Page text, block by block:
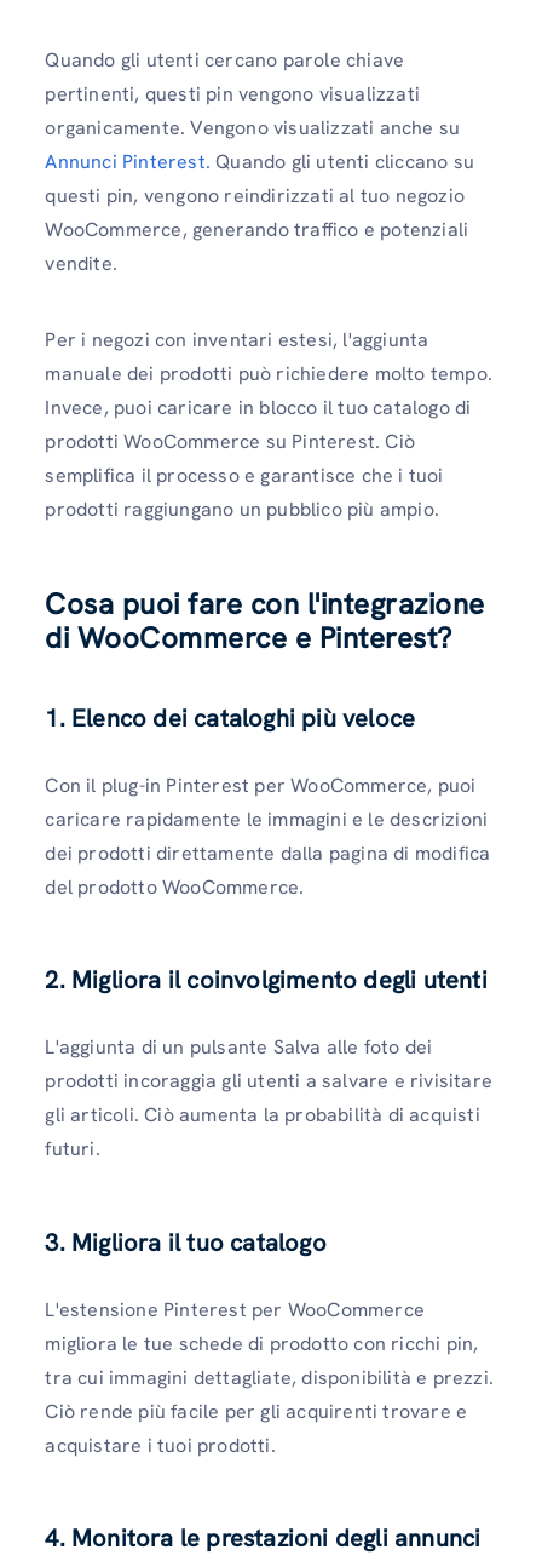
Quando gli utenti cercano parole chiave
pertinenti, questi pin vengono visualizzati
organicamente. Vengono visualizzati anche su
Annunci Pinterest. Quando gli utenti cliccano su
questi pin, vengono reindirizzati al tuo negozio
WooCommerce, generando traffico e potenziali
vendite.
Per i negozi con inventari estesi, l'aggiunta
manuale dei prodotti può richiedere molto tempo.
Invece, puoi caricare in blocco il tuo catalogo di
prodotti WooCommerce su Pinterest. Ciò
semplifica il processo e garantisce che i tuoi
prodotti raggiungano un pubblico più ampio.
Cosa puoi fare con l'integrazione
di WooCommerce e Pinterest?
1. Elenco dei cataloghi più veloce
Con il plug-in Pinterest per WooCommerce, puoi
caricare rapidamente le immagini e le descrizioni
dei prodotti direttamente dalla pagina di modifica
del prodotto WooCommerce.
2. Migliora il coinvolgimento degli utenti
L'aggiunta di un pulsante Salva alle foto dei
prodotti incoraggia gli utenti a salvare e rivisitare
gli articoli. Ciò aumenta la probabilità di acquisti
futuri.
3. Migliora il tuo catalogo
L'estensione Pinterest per WooCommerce
migliora le tue schede di prodotto con ricchi pin,
tra cui immagini dettagliate, disponibilità e prezzi.
Ciò rende più facile per gli acquirenti trovare e
acquistare i tuoi prodotti.
4. Monitora le prestazioni degli annunci